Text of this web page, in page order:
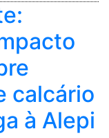
calcário
à Alepi